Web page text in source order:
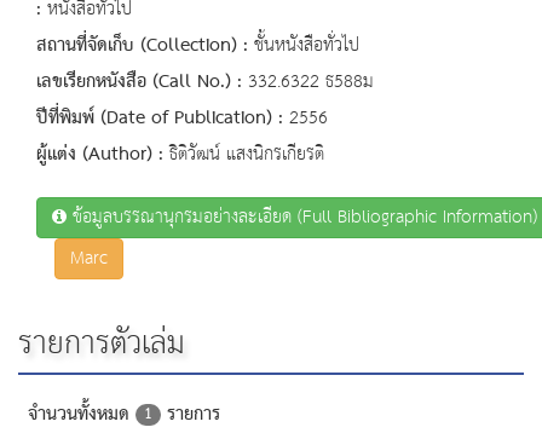
: หนังสือทั่วไป
สถานที่จัดเก็บ (Collection) : ชั้นหนังสือทั่วไป
เลขเรียกหนังสือ (Call No.) : 332.6322 ธ588ม
ปีที่พิมพ์ (Date of Publication) : 2556
ผู้แต่ง (Author) :ธิติวัฒน์ แสงนิกรเกียรติ
ข้อมูลบรรณานุกรมอย่างละเอียด (Full Bibliographic Information)
Marc
รายการตัวเล่ม
จำนวนทั้งหมด 1 รายการ